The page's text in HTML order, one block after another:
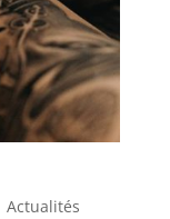
Actualités